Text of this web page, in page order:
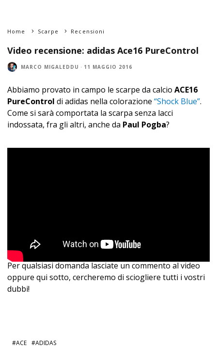
Home Scarpe Recensioni
Video recensione: adidas Ace16 PureControl
MARCO MIGALEDDU · 11 MAGGIO 2016
Abbiamo provato in campo le scarpe da calcio ACE16
PureControl di adidas nella colorazione “Shock Blue”.
Come si sarà comportata la scarpa senza lacci
indossata, fra gli altri, anche da Paul Pogba?
Per qualsiasi domanda lasciate un commento al video
oppure qui sotto, cercheremo di sciogliere tutti i vostri
dubbi!
ACE ADIDAS